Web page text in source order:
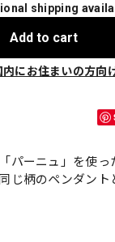
shipping
Add to cart
内にお住まいの方向
パーニュ」を使っ
じ柄のペンダント